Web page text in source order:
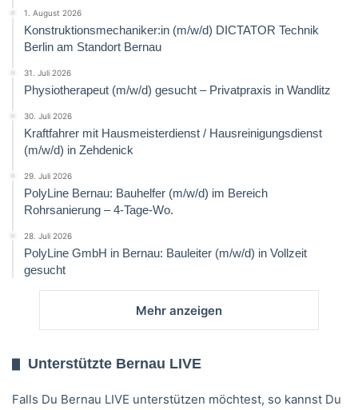
1. August 2026
Konstruktionsmechaniker:in (m/w/d) DICTATOR Technik
Berlin am Standort Bernau
31. Juli 2026
Physiotherapeut (m/w/d) gesucht – Privatpraxis in Wandlitz
30. Juli 2026
Kraftfahrer mit Hausmeisterdienst / Hausreinigungsdienst
(m/w/d) in Zehdenick
29. Juli 2026
PolyLine Bernau: Bauhelfer (m/w/d) im Bereich
Rohrsanierung – 4-Tage-Wo.
28. Juli 2026
PolyLine GmbH in Bernau: Bauleiter (m/w/d) in Vollzeit
gesucht
Mehr anzeigen
Unterstützte Bernau LIVE
Falls Du Bernau LIVE unterstützen möchtest, so kannst Du